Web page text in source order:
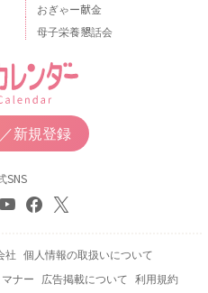
おぎゃー献金
母子栄養懇話会
新規登録
SNS
社 個人情報の取扱いについて
ナー 広告掲載について 利用規約